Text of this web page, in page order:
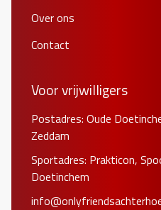
Over ons
Contact
Voor vrijwilligers
Postadres: Oude
Zeddam
Sportadres: Prakticon,
Doetinchem